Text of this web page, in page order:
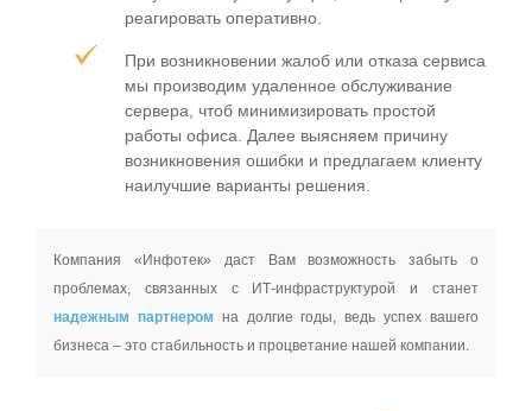
реагировать оперативно.
При возникновении жалоб или отказа сервиса
мы производим удаленное обслуживание
сервера, чтоб минимизировать простой
работы офиса. Далее выясняем причину
возникновения ошибки и предлагаем клиенту
наилучшие варианты решения.
Компания «Инфотек» даст Вам возможность забыть о
проблемах, связанных с ИТ-инфраструктурой и станет
надежным партнером на долгие годы, ведь успех вашего
бизнеса – это стабильность и процветание нашей компании.